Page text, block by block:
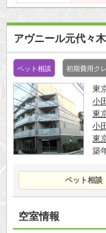
アヴニール元代々木
ペット相談 初期費用ク
東
小
東
小
東
築
ペット相談
空室情報